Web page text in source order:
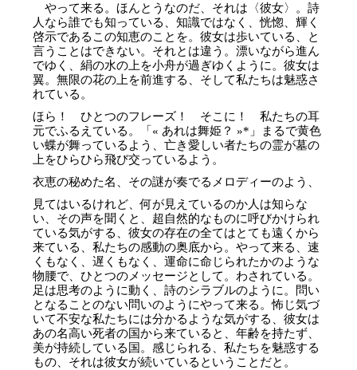
やって来る。ほんとうなのだ、それは〈彼女〉。詩
人なら誰でも知っている、知識ではなく、恍惚、輝く
啓示であるこの知恵のことを。彼女は歩いている、と
言うことはできない。それとは違う。漂いながら進ん
でゆく、絹の水の上を小舟が過ぎゆくように。彼女は
翼。無限の花の上を前進する、そして私たちは魅惑さ
れている。
ほら！ ひとつのフレーズ！ そこに！ 私たちの耳
元でふるえている。「« あれは舞姫？ »*」まるで黄色
い蝶が舞っているよう、亡き愛しい者たちの霊が墓の
上をひらひら飛び交っているよう。
衣恵の秘めた名、その謎が奏でるメロディーのよう、
見てはいるけれど、何が見えているのか人は知らな
い、その声を聞くと、超自然的なものに呼びかけられ
ている気がする、彼女の存在の全てはとても遠くから
来ている、私たちの感動の奥底から。やって来る、速
くもなく、遅くもなく、運命に命じられたかのような
物腰で、ひとつのメッセージとして。わされている。
足は思考のように動く、詩のシラブルのように。問い
となることのない問いのようにやって来る。怖じ気づ
いて不安な私たちには分かるような気がする、彼女は
あの名高い死者の国から来ていると、年齢を持たず、
美が持続している国。感じられる、私たちを魅惑する
もの、それは彼女が続いているということだと。